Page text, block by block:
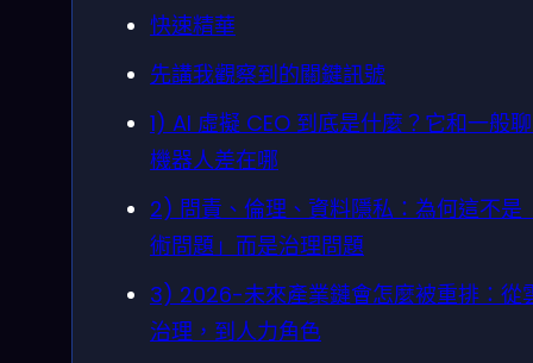
快速精華
先講我觀察到的關鍵訊號
1) AI 虛擬 CEO 到底是什麼？它和一般
機器人差在哪
2) 問責、倫理、資料隱私：為何這不是
術問題」而是治理問題
3) 2026-未來產業鏈會怎麼被重排：從
治理，到人力角色